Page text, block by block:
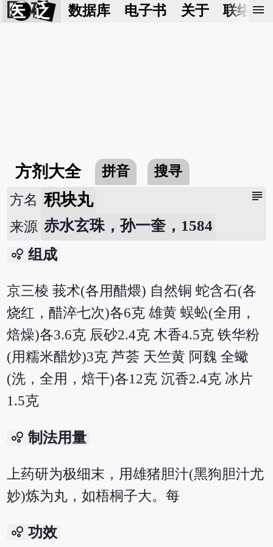
医 砭 数据库 电子书 关于 联络我
menu
方剂大全 拼音 搜寻
subject
方名 积块丸
来源 赤水玄珠，孙一奎，1584
bubble_chart 组成
京三棱 莪术(各用醋煨) 自然铜 蛇含石(各
烧红，醋淬七次)各6克 雄黄 蜈蚣(全用，
焙燥)各3.6克 辰砂2.4克 木香4.5克 铁华粉
(用糯米醋炒)3克 芦荟 天竺黄 阿魏 全蠍
(洗，全用，焙干)各12克 沉香2.4克 冰片
1.5克
bubble_chart 制法用量
上药研为极细末，用雄猪胆汁(黑狗胆汁尤
妙)炼为丸，如梧桐子大。每
bubble_chart 功效